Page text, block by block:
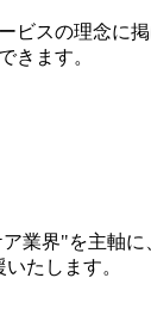
ビスの理念
きます。
業界"を主軸
たします。